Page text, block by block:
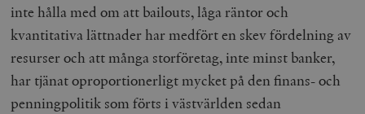
inte hålla med om att bailouts, låga räntor och
kvantitativa lättnader har medfört en skev fördelning av
resurser och att många storföretag, inte minst banker,
har tjänat oproportionerligt mycket på den finans- och
penningpolitik som förts i västvärlden sedan